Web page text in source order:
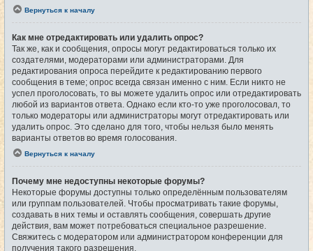
Вернуться к началу
Как мне отредактировать или удалить опрос?
Так же, как и сообщения, опросы могут редактироваться только их
создателями, модераторами или администраторами. Для
редактирования опроса перейдите к редактированию первого
сообщения в теме; опрос всегда связан именно с ним. Если никто не
успел проголосовать, то вы можете удалить опрос или отредактировать
любой из вариантов ответа. Однако если кто-то уже проголосовал, то
только модераторы или администраторы могут отредактировать или
удалить опрос. Это сделано для того, чтобы нельзя было менять
варианты ответов во время голосования.
Вернуться к началу
Почему мне недоступны некоторые форумы?
Некоторые форумы доступны только определённым пользователям
или группам пользователей. Чтобы просматривать такие форумы,
создавать в них темы и оставлять сообщения, совершать другие
действия, вам может потребоваться специальное разрешение.
Свяжитесь с модератором или администратором конференции для
получения такого разрешения.